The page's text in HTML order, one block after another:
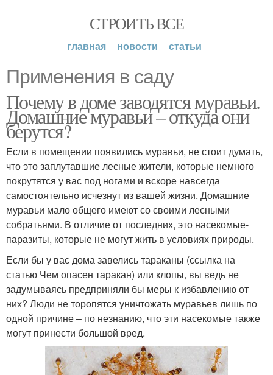
СТРОИТЬ ВСЕ
главная новости статьи
Применения в саду
Почему в доме заводятся муравьи.
Домашние муравьи – откуда они
берутся?
Если в помещении появились муравьи, не стоит думать,
что это заплутавшие лесные жители, которые немного
покрутятся у вас под ногами и вскоре навсегда
самостоятельно исчезнут из вашей жизни. Домашние
муравьи мало общего имеют со своими лесными
собратьями. В отличие от последних, это насекомые-
паразиты, которые не могут жить в условиях природы.
Если бы у вас дома завелись тараканы (ссылка на
статью Чем опасен таракан) или клопы, вы ведь не
задумываясь предприняли бы меры к избавлению от
них? Люди не торопятся уничтожать муравьев лишь по
одной причине – по незнанию, что эти насекомые также
могут принести большой вред.